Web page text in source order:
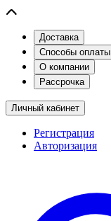
Доставка
Способы оплаты
О компании
Рассрочка
Личный кабинет
Регистрация
Авторизация